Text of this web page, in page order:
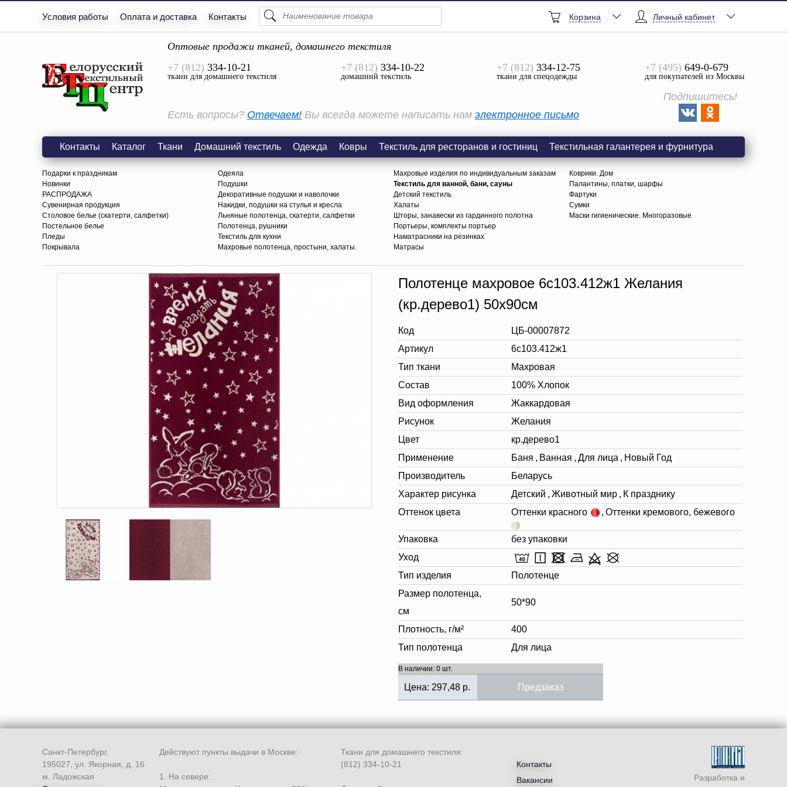
Условия работы Оплата и доставка Контакты
Просмотреть Все
Личный кабинет
Корзина
Оптовые продажи тканей, домашнего текстиля
+7 (812) 334-10-21
ткани для домашнего текстиля
+7 (812) 334-10-22
домашний текстиль
+7 (812) 334-12-75
ткани для спецодежды
+7 (495) 649-0-679
для покупателей из Москвы
Есть вопросы? Отвечаем! Вы всегда можете написать нам электронное письмо
Подпишитесь!
Контакты Каталог Ткани Домашний текстиль Одежда Ковры Текстиль для ресторанов и гостиниц Текстильная галантерея и фурнитура
Подарки к праздникам
Новинки
РАСПРОДАЖА
Сувенирная продукция
Столовое белье (скатерти, салфетки)
Постельное белье
Пледы
Покрывала
Одеяла
Подушки
Декоративные подушки и наволочки
Накидки, подушки на стулья и кресла
Льняные полотенца, скатерти, салфетки
Полотенца, рушники
Текстиль для кухни
Махровые полотенца, простыни, халаты.
Махровые изделия по индивидуальным заказам
Текстиль для ванной, бани, сауны
Детский текстиль
Халаты
Шторы, занавески из гардинного полотна
Портьеры, комплекты портьер
Наматрасники на резинках
Матрасы
Коврики. Дом
Палантины, платки, шарфы
Фартуки
Сумки
Маски гигиенические. Многоразовые
Полотенце махровое 6с103.412ж1 Желания
(кр.дерево1) 50х90см
Код
ЦБ-00007872
Артикул
6с103.412ж1
Тип ткани
Махровая
Состав
100% Хлопок
Вид оформления
Жаккардовая
Рисунок
Желания
Цвет
кр.дерево1
Применение
Баня , Ванная , Для лица , Новый Год
Производитель
Беларусь
Характер рисунка
Детский , Животный мир , К празднику
Оттенок цвета
Оттенки красного , Оттенки кремового, бежевого
Упаковка
без упаковки
Уход
Тип изделия
Полотенце
Размер полотенца,
см
50*90
Плотность, г/м²
400
Тип полотенца
Для лица
В наличии: 0 шт.
Цена: 297,48 р. Предзаказ
Разработка и
Санкт-Петербург,
195027, ул. Якорная, д. 16
м. Ладожская
Действуют пункты выдачи в Москве:
1. На севере:
Ткани для домашнего текстиля:
(812) 334-10-21
Контакты
Вакансии